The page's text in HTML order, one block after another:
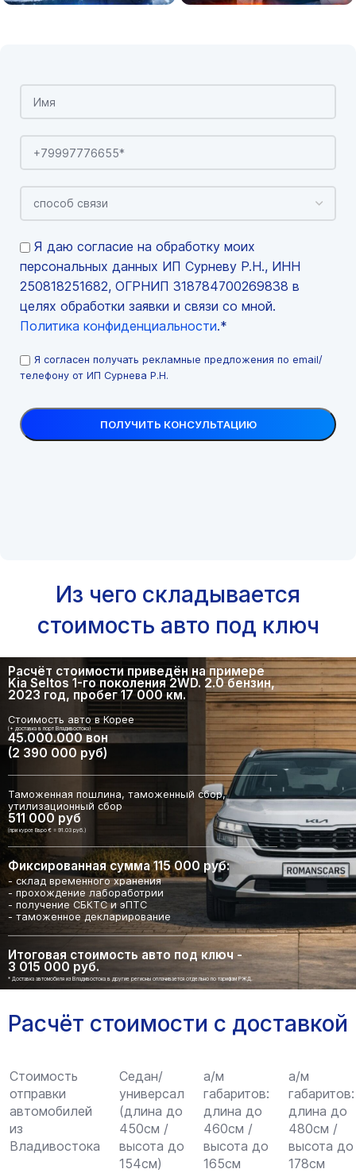
Я даю согласие на обработку моих
персональных данных ИП Сурневу Р.Н., ИНН
250818251682, ОГРНИП 318784700269838 в
целях обработки заявки и связи со мной.
Политика конфиденциальности.*
Я согласен получать рекламные предложения по email/
телефону от ИП Сурнева Р.Н.
Из чего складывается
стоимость авто под ключ
Расчёт стоимости приведён на примере
Kia Seltos 1-го поколения 2WD. 2.0 бензин,
2023 год, пробег 17 000 км.
Стоимость авто в Корее
(+ доставка в порт Владивостока)
45.000.000 вон
(2 390 000 руб)
Таможенная пошлина, таможенный сбор,
утилизационный сбор
511 000 руб
(при курсе Евро € = 91.03 руб.)
Фиксированная сумма 115 000 руб:
- склад временного хранения
- прохождение лабоработрии
- получение СБКТС и эПТС
- таможенное декларирование
Итоговая стоимость авто под ключ -
3 015 000 руб.
* Доставка автомобиля из Владивостока в другие регионы оплачивается отдельно по тарифам РЖД.
Расчёт стоимости с доставкой
Стоимость
отправки
автомобилей
из
Владивостока
Седан/
универсал
(длина до
450см /
высота до
154см)
а/м
габаритов:
длина до
460см /
высота до
165см
а/м
габаритов:
длина до
480см /
высота до
178см